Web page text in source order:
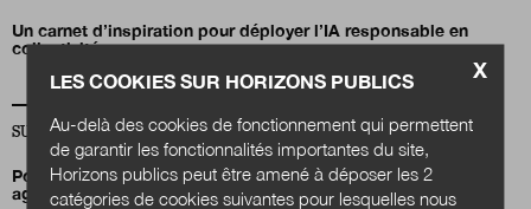
Un carnet d’inspiration pour déployer l’IA responsable en
collectivités
SUR LA MÊME THÉMATIQUE SANTÉ-SOCIAL
Pourquoi et comment prendre soin de la santé mentale des
agents ?
X
LES COOKIES SUR HORIZONS PUBLICS
Au-delà des cookies de fonctionnement qui permettent
de garantir les fonctionnalités importantes du site,
Horizons publics peut être amené à déposer les 2
catégories de cookies suivantes pour lesquelles nous